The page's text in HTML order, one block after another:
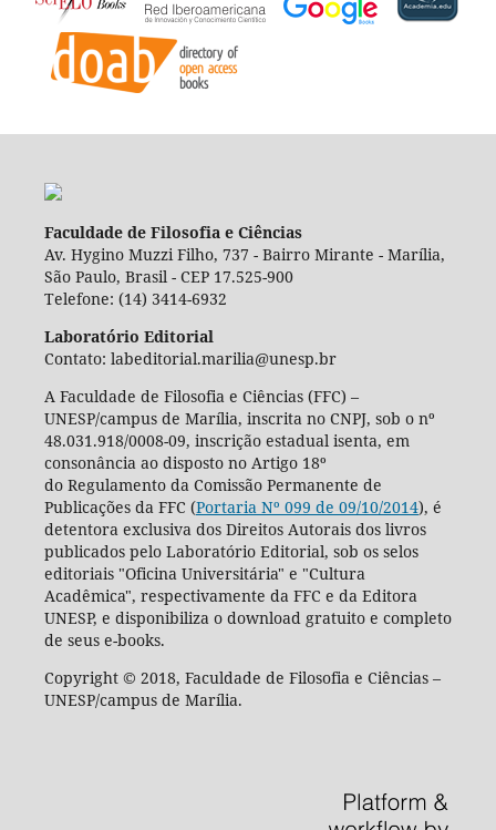
Faculdade de Filosofia e Ciências
Av. Hygino Muzzi Filho, 737 - Bairro Mirante - Marília,
São Paulo, Brasil - CEP 17.525-900
Telefone: (14) 3414-6932
Laboratório Editorial
Contato: labeditorial.marilia@unesp.br
A Faculdade de Filosofia e Ciências (FFC) –
UNESP/campus de Marília, inscrita no CNPJ, sob o nº
48.031.918/0008-09, inscrição estadual isenta, em
consonância ao disposto no Artigo 18º
do Regulamento da Comissão Permanente de
Publicações da FFC (Portaria Nº 099 de 09/10/2014), é
detentora exclusiva dos Direitos Autorais dos livros
publicados pelo Laboratório Editorial, sob os selos
editoriais "Oficina Universitária" e "Cultura
Acadêmica", respectivamente da FFC e da Editora
UNESP, e disponibiliza o download gratuito e completo
de seus e-books.
Copyright © 2018, Faculdade de Filosofia e Ciências –
UNESP/campus de Marília.